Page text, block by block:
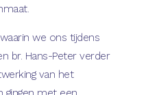
we ons tijdens
br. Hans-Peter verder
van het